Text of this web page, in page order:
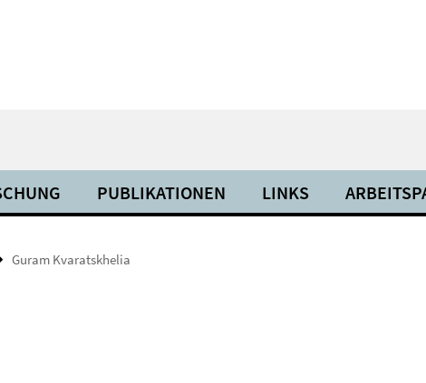
PUBLIKATIONEN LINKS
Guram Kvaratskhelia